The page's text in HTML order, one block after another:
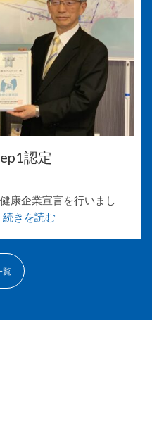
認定
康企業宣言を行いまし
続きを読む
覧